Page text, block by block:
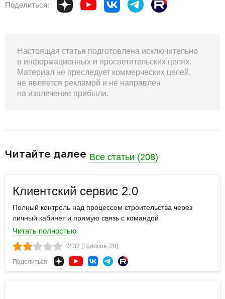
Поделиться:
Настоящая статья подготовлена исключительно
в информационных и просветительских целях.
Материал не преследует коммерческих целей,
не является рекламой и не направлен
на извлечение прибыли.
Читайте далее Все статьи (208)
Клиентский сервис 2.0
Полный контроль над процессом строительства через
личный кабинет и прямую связь с командой
Читать полностью
2.32 (Голосов: 28)
Поделиться: